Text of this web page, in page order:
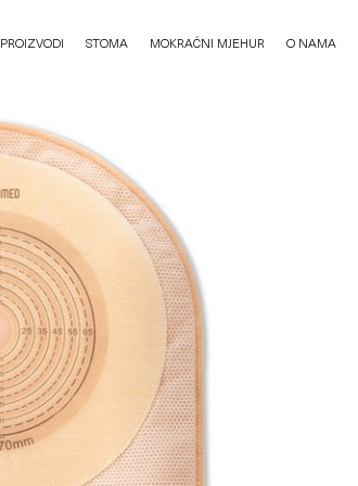
PROIZVODI STOMA MOKRAĆNI MJEHUR O NAMA